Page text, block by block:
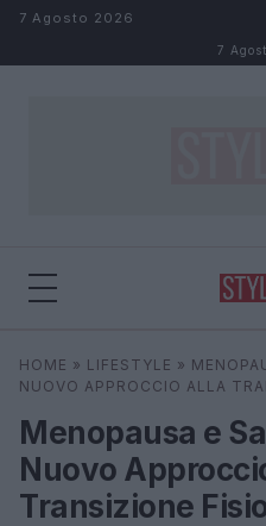
Salta al contenuto
7 Agosto 2026
7
Cerca
HOME » LIFESTYLE »
NUOVO APPROCCIO ALLA
Menopausa e
Nuovo
Transizione